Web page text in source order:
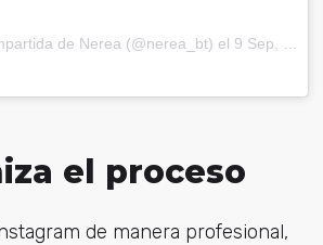
de Nerea(@nerea_bt) el 9 Sep, 2017 a las 7:03 PDT
el proceso
de manera profesional,